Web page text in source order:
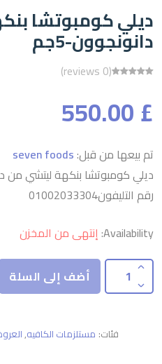
ديلي كومبوتشا
دانونجوون-5جم
(0 reviews)
£ 550.00
تم بيعها من قبل:seven foods
ديلي كومبوتشا بنكهة ليتشي من
رقم التليفون01002033304
Availability: إنتهى من المخزن
أضف إلى السلة
فئات: مستلزمات الكافيه,